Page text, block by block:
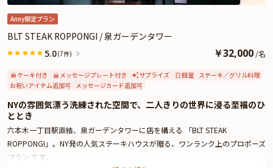
の「お祝いアイテム」の欄で、選んで頂けます。
Anny限定プラン
BLT STEAK ROPPONGI / 泉ガーデンタワー
5.0(7件) ￥32,000 /名
ケーキ付き メッセージプレート付き サプライズ 個室 ステーキ／グリル料理
お祝いアイテム追加可 メッセージカード追加可
NYの雰囲気漂う洗練された空間で、二人きりの世界に浸る至福のひ
ととき
六本木一丁目駅直結、泉ガーデンタワーに店を構える 「BLT STEAK
ROPPONGI」。NY発の人気ステーキハウスが贈る、ワンランク上のプロポーズ
プラン です。